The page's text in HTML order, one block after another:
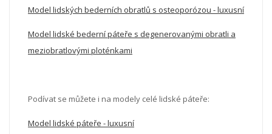
Model lidských bederních obratlů s osteoporózou - luxusní
Model lidské bederní páteře s degenerovanými obratli a
meziobratlovými ploténkami
Podívat se můžete i na modely celé lidské páteře:
Model lidské páteře - luxusní